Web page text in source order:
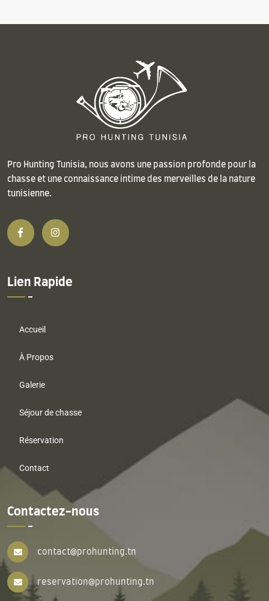
Pro Hunting Tunisia, nous avons une passion profonde pour la
chasse et une connaissance intime des merveilles de la nature
tunisienne.
Lien Rapide
Accueil
À Propos
Galerie
Séjour de chasse
Réservation
Contact
Contactez-nous
contact@prohunting.tn
reservation@prohunting.tn